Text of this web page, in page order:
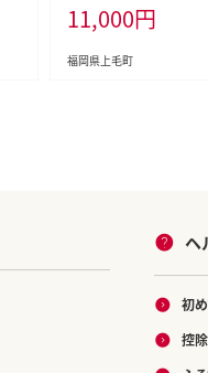
11,000円
福岡県上毛町
ヘ
初
控